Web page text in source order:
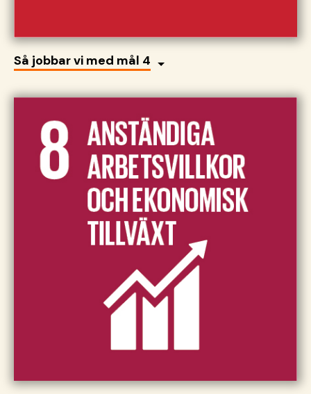
Så jobbar vi med mål 4